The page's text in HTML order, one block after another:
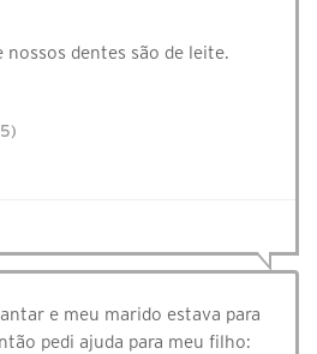
nossos dentes são de leite.
e meu marido estava para
pedi ajuda para meu filho: